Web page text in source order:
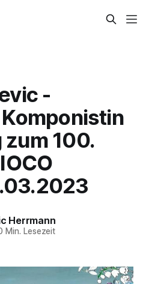
-
100.
Herrmann
Min. Lesezeit